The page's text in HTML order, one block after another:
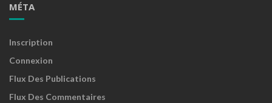
MÉTA
Inscription
Connexion
Flux Des Publications
Flux Des Commentaires